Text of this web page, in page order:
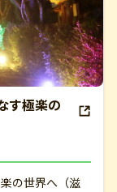
す極楽の
の世界へ（滋